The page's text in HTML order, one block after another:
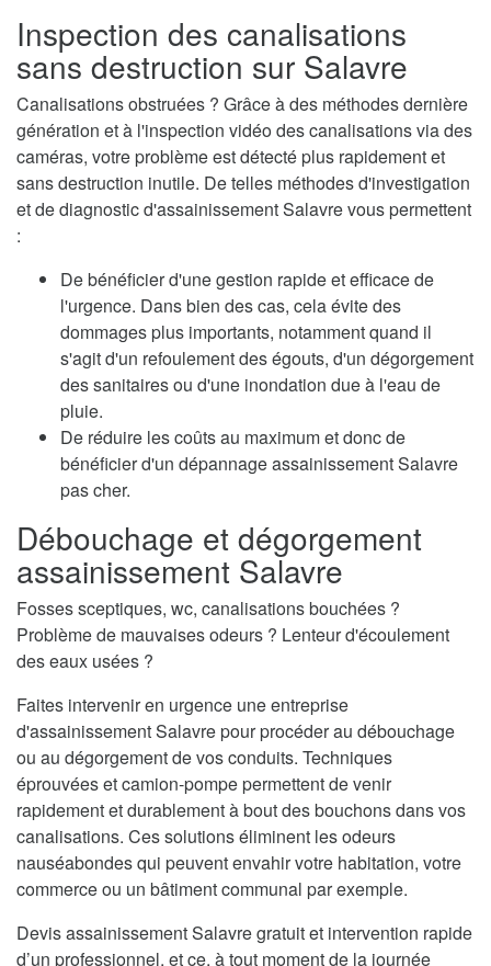
Inspection des canalisations
sans destruction sur Salavre
Canalisations obstruées ? Grâce à des méthodes dernière
génération et à l'inspection vidéo des canalisations via des
caméras, votre problème est détecté plus rapidement et
sans destruction inutile. De telles méthodes d'investigation
et de diagnostic d'assainissement Salavre vous permettent
:
De bénéficier d'une gestion rapide et efficace de
l'urgence. Dans bien des cas, cela évite des
dommages plus importants, notamment quand il
s'agit d'un refoulement des égouts, d'un dégorgement
des sanitaires ou d'une inondation due à l'eau de
pluie.
De réduire les coûts au maximum et donc de
bénéficier d'un dépannage assainissement Salavre
pas cher.
Débouchage et dégorgement
assainissement Salavre
Fosses sceptiques, wc, canalisations bouchées ?
Problème de mauvaises odeurs ? Lenteur d'écoulement
des eaux usées ?
Faites intervenir en urgence une entreprise
d'assainissement Salavre pour procéder au débouchage
ou au dégorgement de vos conduits. Techniques
éprouvées et camion-pompe permettent de venir
rapidement et durablement à bout des bouchons dans vos
canalisations. Ces solutions éliminent les odeurs
nauséabondes qui peuvent envahir votre habitation, votre
commerce ou un bâtiment communal par exemple.
Devis assainissement Salavre gratuit et intervention rapide
d’un professionnel, et ce, à tout moment de la journée